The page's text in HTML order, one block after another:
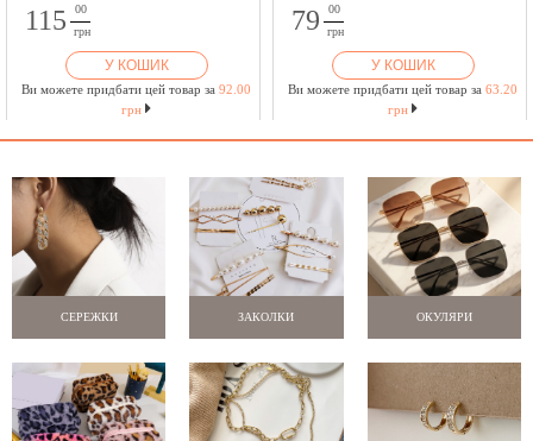
115
00
грн
У КОШИК
Ви можете придбати цей товар за 92.00
грн
79
00
грн
У КОШИК
Ви можете придбати цей товар за 63.20
грн
СЕРЕЖКИ ЗАКОЛКИ ОКУЛЯРИ